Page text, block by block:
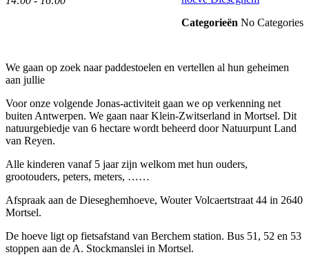
Categorieën No Categories
We gaan op zoek naar paddestoelen en vertellen al hun geheimen
aan jullie
Voor onze volgende Jonas-activiteit gaan we op verkenning net
buiten Antwerpen. We gaan naar Klein-Zwitserland in Mortsel. Dit
natuurgebiedje van 6 hectare wordt beheerd door Natuurpunt Land
van Reyen.
Alle kinderen vanaf 5 jaar zijn welkom met hun ouders,
grootouders, peters, meters, ……
Afspraak aan de Dieseghemhoeve, Wouter Volcaertstraat 44 in 2640
Mortsel.
De hoeve ligt op fietsafstand van Berchem station. Bus 51, 52 en 53
stoppen aan de A. Stockmanslei in Mortsel.